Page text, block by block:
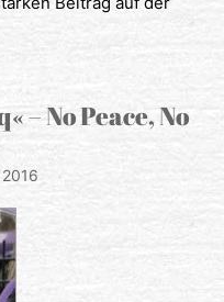
– No Peace, No
2016